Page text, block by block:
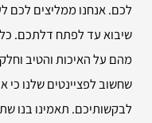
לכם. אנחנו ממליצים לכם
שיבוא עד לפתח דלתכם.
מהם על האיכות והטיב
שחשוב לפציינטים שלנו
לבקשותיכם. תאמינו בנו